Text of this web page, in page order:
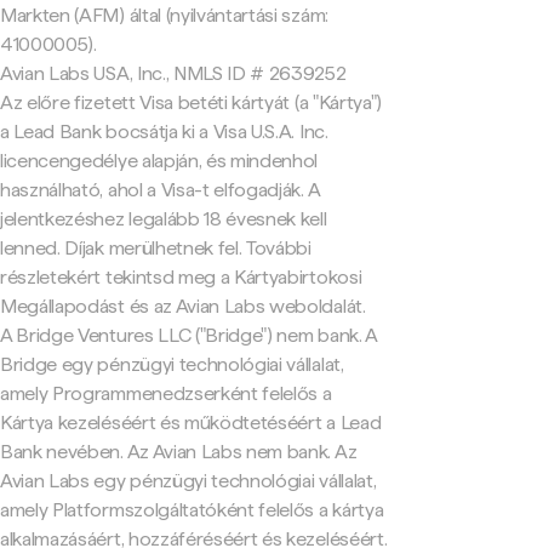
Markten (AFM) által (nyilvántartási szám:
41000005).
Avian Labs USA, Inc., NMLS ID # 2639252
Az előre fizetett Visa betéti kártyát (a "Kártya")
a Lead Bank bocsátja ki a Visa U.S.A. Inc.
licencengedélye alapján, és mindenhol
használható, ahol a Visa-t elfogadják. A
jelentkezéshez legalább 18 évesnek kell
lenned. Díjak merülhetnek fel. További
részletekért tekintsd meg a Kártyabirtokosi
Megállapodást és az Avian Labs weboldalát.
A Bridge Ventures LLC ("Bridge") nem bank. A
Bridge egy pénzügyi technológiai vállalat,
amely Programmenedzserként felelős a
Kártya kezeléséért és működtetéséért a Lead
Bank nevében. Az Avian Labs nem bank. Az
Avian Labs egy pénzügyi technológiai vállalat,
amely Platformszolgáltatóként felelős a kártya
alkalmazásáért, hozzáféréséért és kezeléséért.